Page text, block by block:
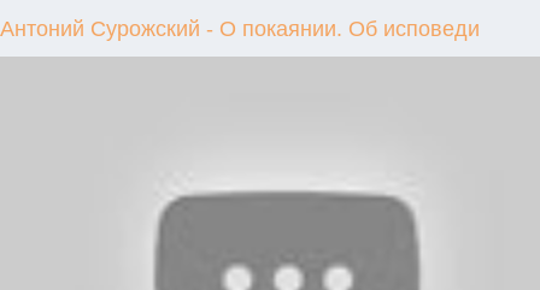
Антоний Сурожский - О покаянии. Об исповеди